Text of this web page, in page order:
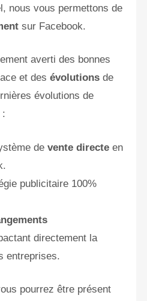
nous vous permettons de
sur Facebook.
averti des bonnes
et desévolutions de
évolutions de
:
devente directe en
publicitaire 100%
directement la
entreprises.
pourrez être présent